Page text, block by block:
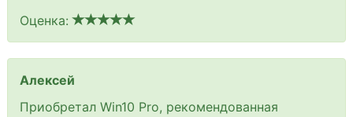
Оценка:
Алексей
Приобретал Win10 Pro, рекомендованная